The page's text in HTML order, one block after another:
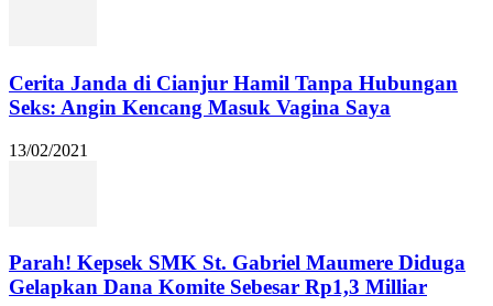
Cerita Janda di Cianjur Hamil Tanpa Hubungan
Seks: Angin Kencang Masuk Vagina Saya
13/02/2021
Parah! Kepsek SMK St. Gabriel Maumere Diduga
Gelapkan Dana Komite Sebesar Rp1,3 Milliar